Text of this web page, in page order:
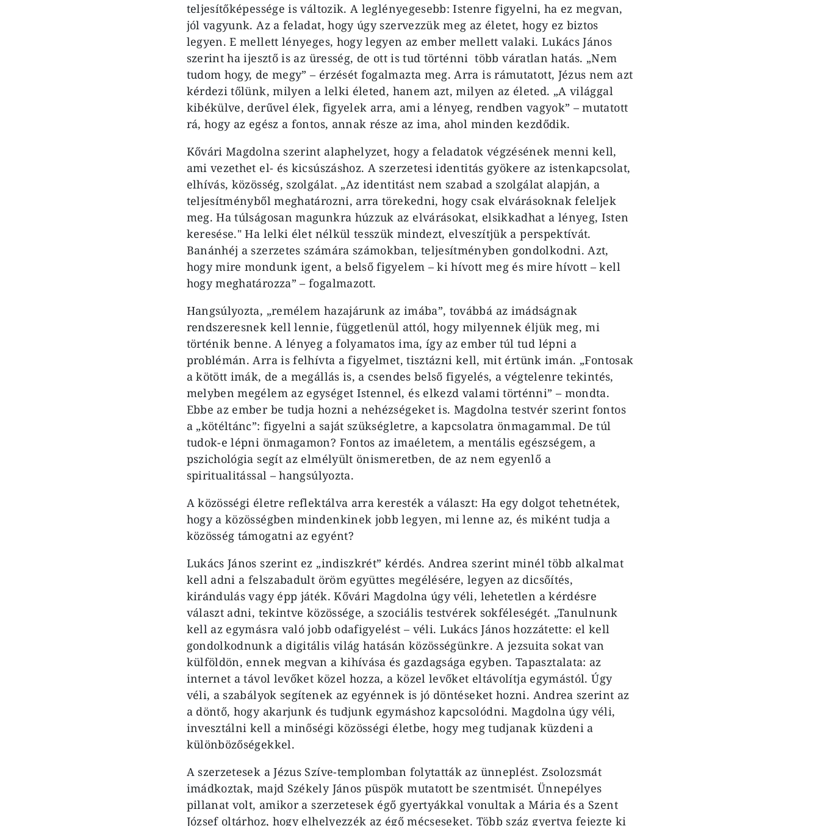
teljesítőképessége is változik. A leglényegesebb: Istenre figyelni, ha ez megvan,
jól vagyunk. Az a feladat, hogy úgy szervezzük meg az életet, hogy ez biztos
legyen. E mellett lényeges, hogy legyen az ember mellett valaki. Lukács János
szerint ha ijesztő is az üresség, de ott is tud történni több váratlan hatás. „Nem
tudom hogy, de megy” – érzését fogalmazta meg. Arra is rámutatott, Jézus nem azt
kérdezi tőlünk, milyen a lelki életed, hanem azt, milyen az életed. „A világgal
kibékülve, derűvel élek, figyelek arra, ami a lényeg, rendben vagyok” – mutatott
rá, hogy az egész a fontos, annak része az ima, ahol minden kezdődik.
Kővári Magdolna szerint alaphelyzet, hogy a feladatok végzésének menni kell,
ami vezethet el- és kicsúszáshoz. A szerzetesi identitás gyökere az istenkapcsolat,
elhívás, közösség, szolgálat. „Az identitást nem szabad a szolgálat alapján, a
teljesítményből meghatározni, arra törekedni, hogy csak elvárásoknak feleljek
meg. Ha túlságosan magunkra húzzuk az elvárásokat, elsikkadhat a lényeg, Isten
keresése." Ha lelki élet nélkül tesszük mindezt, elveszítjük a perspektívát.
Banánhéj a szerzetes számára számokban, teljesítményben gondolkodni. Azt,
hogy mire mondunk igent, a belső figyelem – ki hívott meg és mire hívott – kell
hogy meghatározza” – fogalmazott.
Hangsúlyozta, „remélem hazajárunk az imába”, továbbá az imádságnak
rendszeresnek kell lennie, függetlenül attól, hogy milyennek éljük meg, mi
történik benne. A lényeg a folyamatos ima, így az ember túl tud lépni a
problémán. Arra is felhívta a figyelmet, tisztázni kell, mit értünk imán. „Fontosak
a kötött imák, de a megállás is, a csendes belső figyelés, a végtelenre tekintés,
melyben megélem az egységet Istennel, és elkezd valami történni” – mondta.
Ebbe az ember be tudja hozni a nehézségeket is. Magdolna testvér szerint fontos
a „kötéltánc”: figyelni a saját szükségletre, a kapcsolatra önmagammal. De túl
tudok-e lépni önmagamon? Fontos az imaéletem, a mentális egészségem, a
pszichológia segít az elmélyült önismeretben, de az nem egyenlő a
spiritualitással – hangsúlyozta.
A közösségi életre reflektálva arra keresték a választ: Ha egy dolgot tehetnétek,
hogy a közösségben mindenkinek jobb legyen, mi lenne az, és miként tudja a
közösség támogatni az egyént?
Lukács János szerint ez „indiszkrét” kérdés. Andrea szerint minél több alkalmat
kell adni a felszabadult öröm együttes megélésére, legyen az dicsőítés,
kirándulás vagy épp játék. Kővári Magdolna úgy véli, lehetetlen a kérdésre
választ adni, tekintve közössége, a szociális testvérek sokféleségét. „Tanulnunk
kell az egymásra való jobb odafigyelést – véli. Lukács János hozzátette: el kell
gondolkodnunk a digitális világ hatásán közösségünkre. A jezsuita sokat van
külföldön, ennek megvan a kihívása és gazdagsága egyben. Tapasztalata: az
internet a távol levőket közel hozza, a közel levőket eltávolítja egymástól. Úgy
véli, a szabályok segítenek az egyénnek is jó döntéseket hozni. Andrea szerint az
a döntő, hogy akarjunk és tudjunk egymáshoz kapcsolódni. Magdolna úgy véli,
invesztálni kell a minőségi közösségi életbe, hogy meg tudjanak küzdeni a
különbözőségekkel.
A szerzetesek a Jézus Szíve-templomban folytatták az ünneplést. Zsolozsmát
imádkoztak, majd Székely János püspök mutatott be szentmisét. Ünnepélyes
pillanat volt, amikor a szerzetesek égő gyertyákkal vonultak a Mária és a Szent
József oltárhoz, hogy elhelyezzék az égő mécseseket. Több száz gyertya fejezte ki